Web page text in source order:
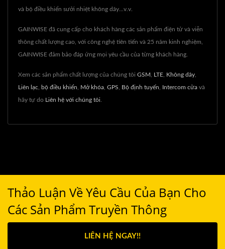
và bộ điều khiển sưởi nhiệt không dây...v.v.
GAINWISE đã cung cấp cho khách hàng các sản phẩm điện tử và viễn
thông chất lượng cao, với công nghệ tiên tiến và 25 năm kinh nghiệm,
GAINWISE đảm bảo đáp ứng mọi yêu cầu của từng khách hàng.
Xem các sản phẩm chất lượng của chúng tôi GSM LTE Không dây
Liên lạc bộ điều khiển Mở khóa GPS Bộ định tuyến Intercom cửa và
hãy tự do Liên hệ với chúng tôi
Thảo Luận Về Yêu Cầu Của Bạn Cho
Các Sản Phẩm Truyền Thông
LIÊN HỆ NGAY!!